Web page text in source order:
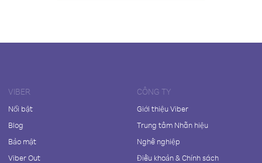
VIBER
Nổi bật
Blog
Bảo mật
Viber Out
CÔNG TY
Giới thiệu Viber
Trung tâm Nhãn hiệu
Nghề nghiệp
Điều khoản & Chính sách